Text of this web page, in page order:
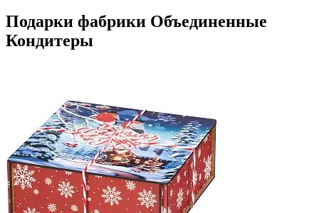
Подарки фабрики Объединенные
Кондитеры